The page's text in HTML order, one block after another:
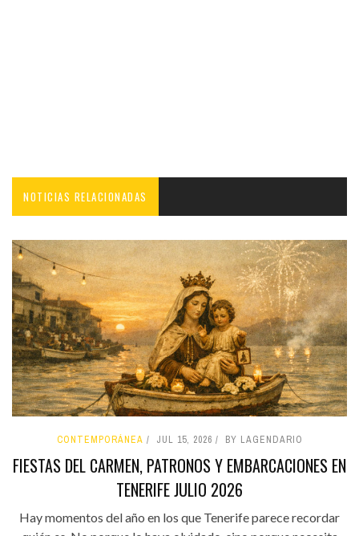
NOTICIAS RELACIONADAS
CONTEMPORÁNEA JUL 15, 2026 BY LAGENDARIO
FIESTAS DEL CARMEN, PATRONOS Y EMBARCACIONES EN
TENERIFE JULIO 2026
Hay momentos del año en los que Tenerife parece recordar